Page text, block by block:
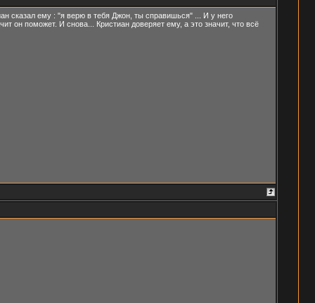
сказал ему : "я верю в тебя Джон, ты справишься" ... И у него
он поможет. И снова... Кристиан доверяет ему, а это значит, что всё